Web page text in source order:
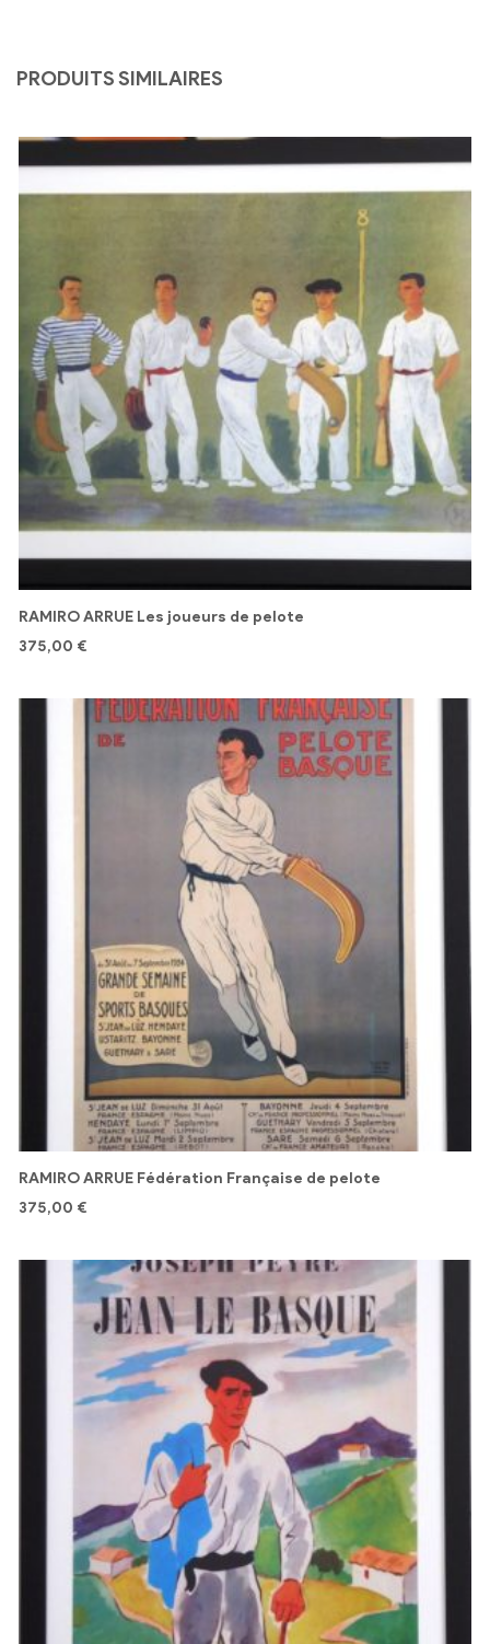
PRODUITS SIMILAIRES
RAMIRO ARRUE Les joueurs de pelote
375,00 €
RAMIRO ARRUE Fédération Française de pelote
375,00 €